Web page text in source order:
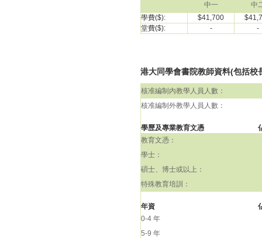
中一
中
學費($):
$41,700
堂費($):
- -
港大同學會書院教師資料(包括校
核准編制內教學人員人數：
核准編制外教學人員人數：
學歷及專業教育文憑
教育文憑：
學士：
碩士、博士或以上：
特殊教育培訓：
年資
0-4 年
5-9 年